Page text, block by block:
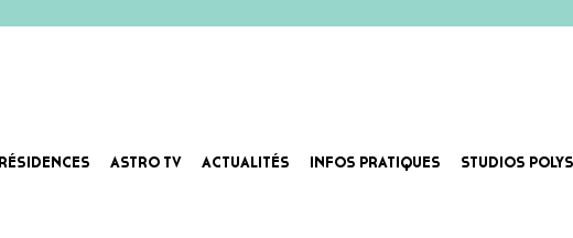
RÉSIDENCES ASTRO TV ACTUALITÉS INFOS PRATIQUES STUDIOS